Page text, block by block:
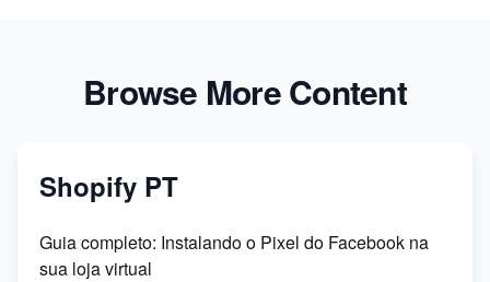
Browse More Content
Shopify PT
Guia completo: Instalando o Pixel do Facebook na
sua loja virtual